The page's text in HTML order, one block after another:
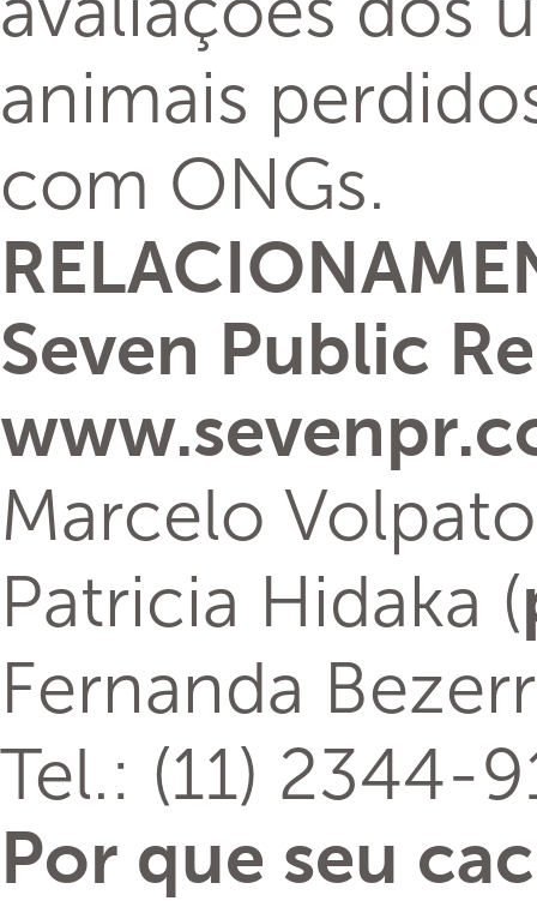
animais
com ONGs.
Seven Public
Marcelo
Patricia Hidaka (
Fernanda
Tel.: (11) 2344-
Por que seu